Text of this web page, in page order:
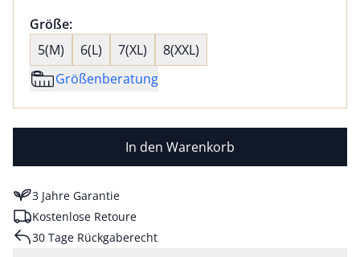
Größenauswahl:
Größe:nichts ausgewählt
5(M)
6(L) 7(XL)
8(XXL)
Größenberatung
In den Warenkorb
3 Jahre Garantie
Kostenlose Retoure
30 Tage Rückgaberecht